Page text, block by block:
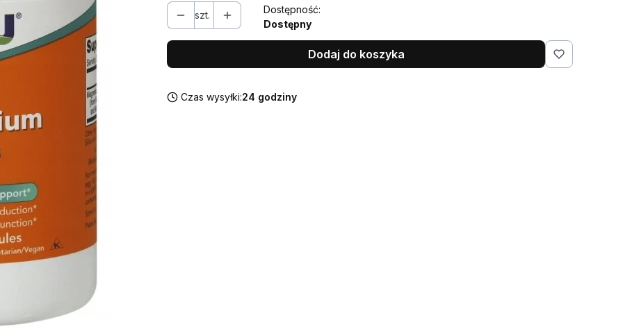
szt.
Dostępność:
Dostępny
Dodaj do koszyka
Czas wysyłki:24 godziny